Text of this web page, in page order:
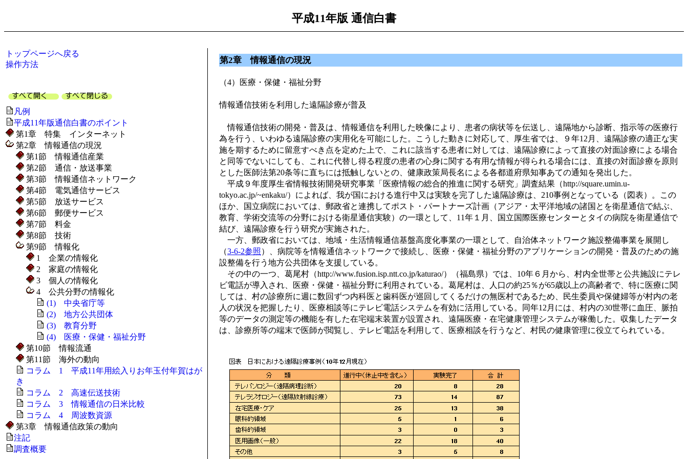
平成11年版 通信白書
トップページへ戻る
操作方法
凡例
平成11年版通信白書のポイント
第1章 特集 インターネット
第2章 情報通信の現況
第1節 情報通信産業
第2節 通信・放送事業
第3節 情報通信ネットワーク
第4節 電気通信サービス
第5節 放送サービス
第6節 郵便サービス
第7節 料金
第8節 技術
第9節 情報化
1 企業の情報化
2 家庭の情報化
3 個人の情報化
4 公共分野の情報化
(1) 中央省庁等
(2) 地方公共団体
(3) 教育分野
(4) 医療・保健・福祉分野
第10節 情報流通
第11節 海外の動向
コラム 1 平成11年用絵入りお年玉付年賀はが
き
コラム 2 高速伝送技術
コラム 3 情報通信の日米比較
コラム 4 周波数資源
第3章 情報通信政策の動向
注記
調査概要
第2章 情報通信の現況
（4）医療・保健・福祉分野
情報通信技術を利用した遠隔診療が普及
情報通信技術の開発・普及は、情報通信を利用した映像により、患者の病状等を伝送し、遠隔地から診断、指示等の医療行
為を行う、いわゆる遠隔診療の実用化を可能にした。こうした動きに対応して、厚生省では、９年12月、遠隔診療の適正な実
施を期するために留意すべき点を定めた上で、これに該当する患者に対しては、遠隔診療によって直接の対面診療による場合
と同等でないにしても、これに代替し得る程度の患者の心身に関する有用な情報が得られる場合には、直接の対面診療を原則
とした医師法第20条等に直ちには抵触しないとの、健康政策局長名による各都道府県知事あての通知を発出した。
平成９年度厚生省情報技術開発研究事業「医療情報の総合的推進に関する研究」調査結果（http://square.umin.u-
tokyo.ac.jp/~enkaku/）によれば、我が国における進行中又は実験を完了した遠隔診療は、210事例となっている（図表）。この
ほか、国立病院においては、郵政省と連携してポスト・パートナーズ計画（アジア・太平洋地域の諸国とを衛星通信で結ぶ、
教育、学術交流等の分野における衛星通信実験）の一環として、11年１月、国立国際医療センターとタイの病院を衛星通信で
結び、遠隔診療を行う研究が実施された。
一方、郵政省においては、地域・生活情報通信基盤高度化事業の一環として、自治体ネットワーク施設整備事業を展開し
（3-6-2参照）、病院等を情報通信ネットワークで接続し、医療・保健・福祉分野のアプリケーションの開発・普及のための施
設整備を行う地方公共団体を支援している。
その中の一つ、葛尾村（http://www.fusion.isp.ntt.co.jp/katurao/）（福島県）では、10年６月から、村内全世帯と公共施設にテレ
ビ電話が導入され、医療・保健・福祉分野に利用されている。葛尾村は、人口の約25％が65歳以上の高齢者で、特に医療に関
しては、村の診療所に週に数回ずつ内科医と歯科医が巡回してくるだけの無医村であるため、民生委員や保健婦等が村内の老
人の状況を把握したり、医療相談等にテレビ電話システムを有効に活用している。同年12月には、村内の30世帯に血圧、脈拍
等のデータの測定等の機能を有した在宅端末装置が設置され、遠隔医療・在宅健康管理システムが稼働した。収集したデータ
は、診療所等の端末で医師が閲覧し、テレビ電話を利用して、医療相談を行うなど、村民の健康管理に役立てられている。